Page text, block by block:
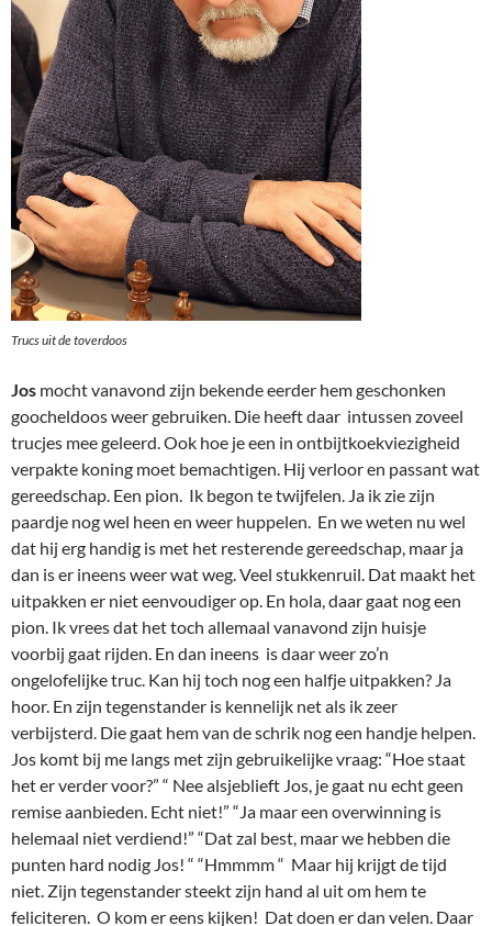
Trucs uit de toverdoos
Jos mocht vanavond zijn bekende eerder hem geschonken
goocheldoos weer gebruiken. Die heeft daar intussen zoveel
trucjes mee geleerd. Ook hoe je een in ontbijtkoekviezigheid
verpakte koning moet bemachtigen. Hij verloor en passant wat
gereedschap. Een pion. Ik begon te twijfelen. Ja ik zie zijn
paardje nog wel heen en weer huppelen. En we weten nu wel
dat hij erg handig is met het resterende gereedschap, maar ja
dan is er ineens weer wat weg. Veel stukkenruil. Dat maakt het
uitpakken er niet eenvoudiger op. En hola, daar gaat nog een
pion. Ik vrees dat het toch allemaal vanavond zijn huisje
voorbij gaat rijden. En dan ineens is daar weer zo’n
ongelofelijke truc. Kan hij toch nog een halfje uitpakken? Ja
hoor. En zijn tegenstander is kennelijk net als ik zeer
verbijsterd. Die gaat hem van de schrik nog een handje helpen.
Jos komt bij me langs met zijn gebruikelijke vraag: “Hoe staat
het er verder voor?” “ Nee alsjeblieft Jos, je gaat nu echt geen
remise aanbieden. Echt niet!” “Ja maar een overwinning is
helemaal niet verdiend!” “Dat zal best, maar we hebben die
punten hard nodig Jos! “ “Hmmmm “ Maar hij krijgt de tijd
niet. Zijn tegenstander steekt zijn hand al uit om hem te
feliciteren. O kom er eens kijken! Dat doen er dan velen. Daar